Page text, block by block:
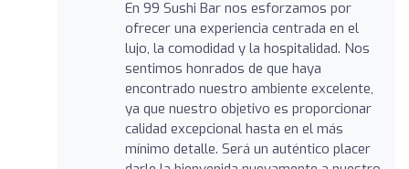
En 99 Sushi Bar nos esforzamos por
ofrecer una experiencia centrada en el
lujo, la comodidad y la hospitalidad. Nos
sentimos honrados de que haya
encontrado nuestro ambiente excelente,
ya que nuestro objetivo es proporcionar
calidad excepcional hasta en el más
mínimo detalle. Será un auténtico placer